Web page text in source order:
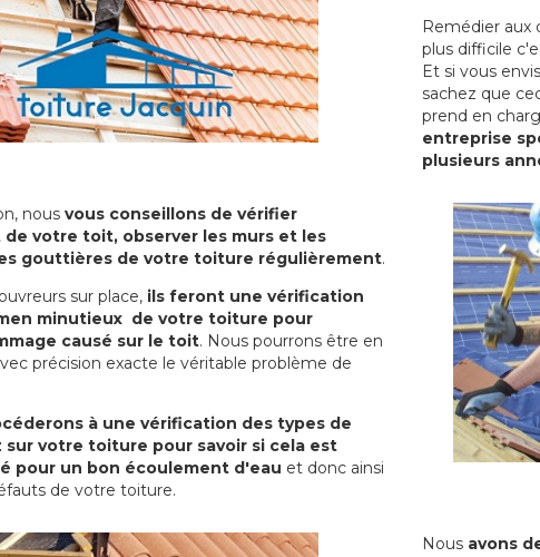
Remédier aux
plus difficile
Et si vous
sachez que
prend en
entreprise
plusieurs
nous vous conseillons de vérifier
votre toit, observer les murs et les
gouttières de votre toiture régulièrement.
sur place, ils feront une vérification
minutieux de votre toiture pour
causé sur le toit. Nous pourrons être en
précision exacte le véritable problème de
à une vérification des types de
sur votre toiture pour savoir si cela est
pour un bon écoulement d'eau et donc ainsi
de votre toiture.
Nous avons